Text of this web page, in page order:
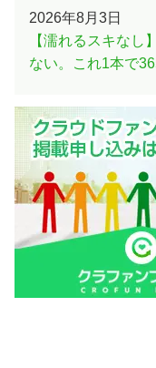
2026年8月3日
【濡れるスキなし
ない。これ1本で